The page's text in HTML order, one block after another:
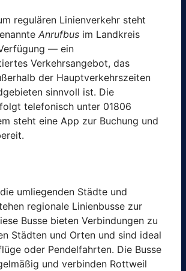
regulären Linienverkehr steht
Anrufbus im Landkreis
— ein
Verkehrsangebot, das
der Hauptverkehrszeiten
sinnvoll ist. Die
telefonisch unter 01806
steht eine App zur Buchung und
umliegenden Städte und
regionale Linienbusse zur
Busse bieten Verbindungen zu
Städten und Orten und sind ideal
oder Pendelfahrten. Die Busse
und verbinden Rottweil